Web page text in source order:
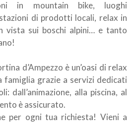
in mountain bike, luoghi
di prodotti locali, relax in
vista sui boschi alpini… e tanto
d’Ampezzo è un’oasi di relax
grazie a servizi dedicati
dall’animazione, alla piscina, al
è assicurato.
per ogni tua richiesta! Vieni a